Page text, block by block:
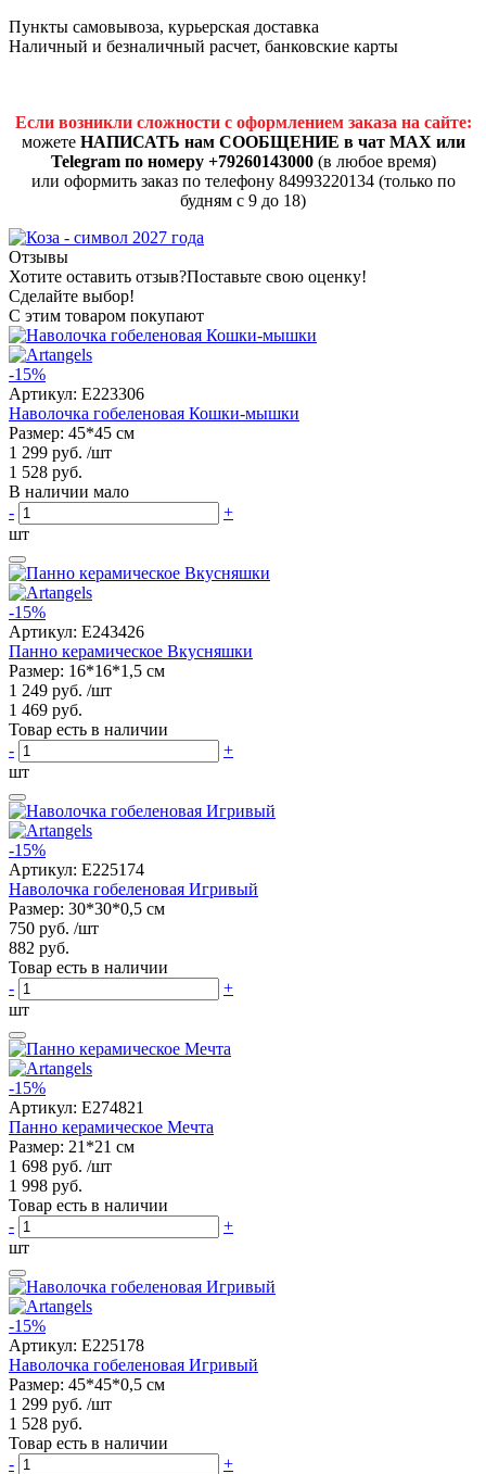
Пункты самовывоза, курьерская доставка
Наличный и безналичный расчет, банковские карты
Если возникли сложности с оформлением заказа на сайте:
можете НАПИСАТЬ нам СООБЩЕНИЕ в чат MAX или
Telegram по номеру +79260143000(в любое время)
или оформить заказ по телефону 84993220134 (только по
будням с 9 до 18)
Отзывы
Хотите оставить отзыв?Поставьте свою оценку!
Сделайте выбор!
С этим товаром покупают
-15%
Артикул: E223306
Наволочка гобеленовая Кошки-мышки
Размер: 45*45 см
1 299 руб. /шт
1 528 руб.
В наличии мало
-
+
шт
-15%
Артикул: E243426
Панно керамическое Вкусняшки
Размер: 16*16*1,5 см
1 249 руб. /шт
1 469 руб.
Товар есть в наличии
-
+
шт
-15%
Артикул: E225174
Наволочка гобеленовая Игривый
Размер: 30*30*0,5 см
750 руб. /шт
882 руб.
Товар есть в наличии
-
+
шт
-15%
Артикул: E274821
Панно керамическое Мечта
Размер: 21*21 см
1 698 руб. /шт
1 998 руб.
Товар есть в наличии
-
+
шт
-15%
Артикул: E225178
Наволочка гобеленовая Игривый
Размер: 45*45*0,5 см
1 299 руб. /шт
1 528 руб.
Товар есть в наличии
-
+